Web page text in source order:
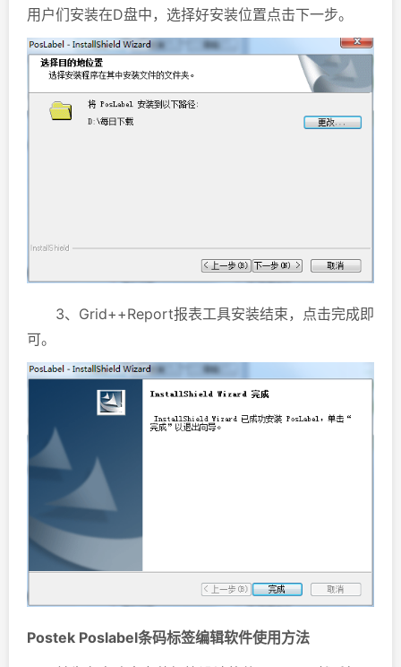
用户们安装在D盘中，选择好安装位置点击下一步。
3、Grid++Report报表工具安装结束，点击完成即
可。
Postek Poslabel条码标签编辑软件使用方法